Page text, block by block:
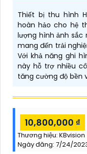
Thiết bị thu hình
hoàn hảo cho hệ
lượng hình ảnh sắc
mang đến trải
Với khả năng ghi
này hỗ trợ nhiều
tăng cường độ bền
10,800,000 ₫
Thương hiệu: KBvision
Ngày đăng: 7/24/